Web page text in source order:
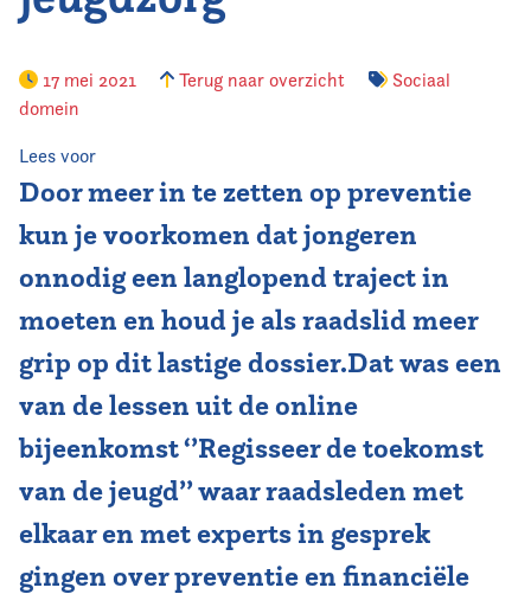
Kennis & Informatie
Contact
17 mei 2021 Terug naar overzicht
Sociaal
domein
Lees voor
Door meer in te zetten op preventie
kun je voorkomen dat jongeren
onnodig een langlopend traject in
moeten en houd je als raadslid meer
grip op dit lastige dossier.Dat was een
van de lessen uit de online
bijeenkomst ‘’Regisseer de toekomst
van de jeugd’’ waar raadsleden met
elkaar en met experts in gesprek
gingen over preventie en financiële